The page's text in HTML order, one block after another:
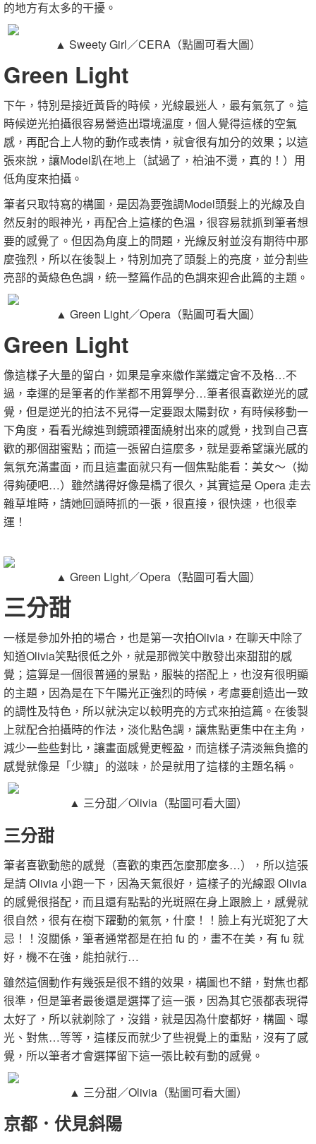
的地方有太多的干擾。
▲ Sweety Girl／CERA（點圖可看大圖）
Green Light
下午，特別是接近黃昏的時候，光線最迷人，最有氣氛了。這
時候逆光拍攝很容易營造出環境溫度，個人覺得這樣的空氣
感，再配合上人物的動作或表情，就會很有加分的效果；以這
張來說，讓Model趴在地上（試過了，柏油不燙，真的！）用
低角度來拍攝。
筆者只取特寫的構圖，是因為要強調Model頭髮上的光線及自
然反射的眼神光，再配合上這樣的色溫，很容易就抓到筆者想
要的感覺了。但因為角度上的問題，光線反射並沒有期待中那
麼強烈，所以在後製上，特別加亮了頭髮上的亮度，並分割些
亮部的黃綠色色調，統一整篇作品的色調來迎合此篇的主題。
▲ Green Light／Opera（點圖可看大圖）
Green Light
像這樣子大量的留白，如果是拿來繳作業鐵定會不及格…不
過，幸運的是筆者的作業都不用算學分…筆者很喜歡逆光的感
覺，但是逆光的拍法不見得一定要跟太陽對砍，有時候移動一
下角度，看看光線進到鏡頭裡面繞射出來的感覺，找到自己喜
歡的那個甜蜜點；而這一張留白這麼多，就是要希望讓光感的
氣氛充滿畫面，而且這畫面就只有一個焦點能看：美女～（拗
得夠硬吧…）雖然講得好像是橋了很久，其實這是 Opera 走去
雜草堆時，請她回頭時抓的一張，很直接，很快速，也很幸
運！
▲ Green Light／Opera（點圖可看大圖）
三分甜
一樣是參加外拍的場合，也是第一次拍Olivia，在聊天中除了
知道Olivia笑點很低之外，就是那微笑中散發出來甜甜的感
覺；這算是一個很普通的景點，服裝的搭配上，也沒有很明顯
的主題，因為是在下午陽光正強烈的時候，考慮要創造出一致
的調性及特色，所以就決定以較明亮的方式來拍這篇。在後製
上就配合拍攝時的作法，淡化點色調，讓焦點更集中在主角，
減少一些些對比，讓畫面感覺更輕盈，而這樣子清淡無負擔的
感覺就像是「少糖」的滋味，於是就用了這樣的主題名稱。
▲ 三分甜／Olivia（點圖可看大圖）
三分甜
筆者喜歡動態的感覺（喜歡的東西怎麼那麼多…），所以這張
是請 Olivia 小跑一下，因為天氣很好，這樣子的光線跟 Olivia
的感覺很搭配，而且還有點點的光斑照在身上跟臉上，感覺就
很自然，很有在樹下躍動的氣氛，什麼！！臉上有光斑犯了大
忌！！沒關係，筆者通常都是在拍 fu 的，畫不在美，有 fu 就
好，機不在強，能拍就行…
雖然這個動作有幾張是很不錯的效果，構圖也不錯，對焦也都
很準，但是筆者最後還是選擇了這一張，因為其它張都表現得
太好了，所以就剃除了，沒錯，就是因為什麼都好，構圖、曝
光、對焦…等等，這樣反而就少了些視覺上的重點，沒有了感
覺，所以筆者才會選擇留下這一張比較有動的感覺。
▲ 三分甜／Olivia（點圖可看大圖）
京都．伏見斜陽